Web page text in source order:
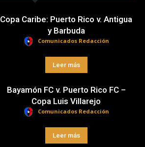
Copa Caribe: Puerto Rico v. Antigua
y Barbuda
Comunicados Redacción
Leer más
Bayamón FC v. Puerto Rico FC –
Copa Luis Villarejo
Comunicados Redacción
Leer más